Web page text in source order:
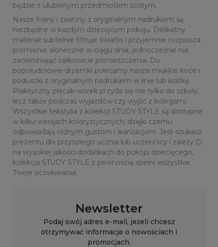
będzie z ulubionym przedmiotem ścisłym.
Nasze firany i zasłony z oryginalnym nadrukiem są
niezbędne w każdym dziecięcym pokoju. Delikatny
materiał subtelnie filtruje światło i przyjemnie rozprasza
promienie słoneczne w ciągu dnia, jednocześnie nie
zaciemniając całkowicie pomieszczenia. Do
popołudniowej drzemki polecamy nasze miękkie koce i
poduszki z oryginalnym nadrukiem w linie lub kratkę.
Praktyczny plecak-worek przyda się nie tylko do szkoły,
lecz także podczas wyjazdów czy wyjść z kolegami.
Wszystkie tekstylia z kolekcji STUDY STYLE są dostępne
w kilku wersjach kolorystycznych, dzięki czemu
odpowiadają różnym gustom i aranżacjom. Jeśli szukasz
prezentu dla przyszłego ucznia lub uczennicy i zależy Ci
na wysokiej jakości dodatkach do pokoju dziecięcego,
kolekcja STUDY STYLE z pewnością spełni wszystkie
Twoje oczekiwania.
Newsletter
Podaj swój adres e-mail, jeżeli chcesz
otrzymywać informacje o nowościach i
promocjach.